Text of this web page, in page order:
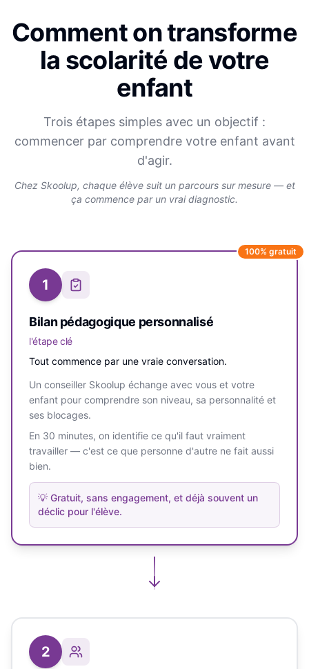
Comment on transforme
la scolarité de votre
enfant
Trois étapes simples avec un objectif :
commencer par comprendre votre enfant avant
d'agir.
Chez Skoolup, chaque élève suit un parcours sur mesure — et
ça commence par un vrai diagnostic.
100% gratuit
1
Bilan pédagogique personnalisé
l'étape clé
Tout commence par une vraie conversation.
Un conseiller Skoolup échange avec vous et votre
enfant pour comprendre son niveau, sa personnalité et
ses blocages.
En 30 minutes, on identifie ce qu'il faut vraiment
travailler — c'est ce que personne d'autre ne fait aussi
bien.
💡 Gratuit, sans engagement, et déjà souvent un
déclic pour l'élève.
2